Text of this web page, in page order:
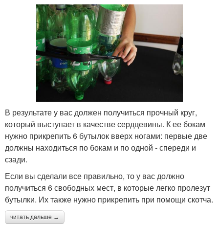
В результате у вас должен получиться прочный круг,
который выступает в качестве сердцевины. К ее бокам
нужно прикрепить 6 бутылок вверх ногами: первые две
должны находиться по бокам и по одной - спереди и
сзади.
Если вы сделали все правильно, то у вас должно
получиться 6 свободных мест, в которые легко пролезут
бутылки. Их также нужно прикрепить при помощи скотча.
читать дальше →